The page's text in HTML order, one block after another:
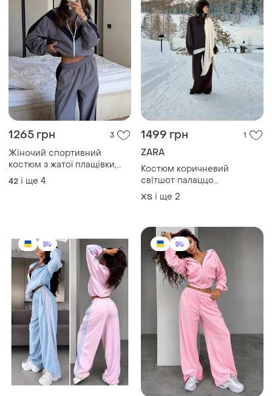
1265 грн 3
Жіночий спортивний
костюм з жатої плащівки,
жіночий плащовочний
костюм, костюм плащівка,
42 і ще 4
1499 грн 1
ZARA
Костюм коричневий
світшот палаццо
трикотажний zara зара
ХS і ще 2